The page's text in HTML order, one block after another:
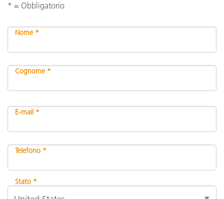
* = Obbligatorio
Nome *
Cognome *
E-mail *
Telefono *
Stato *